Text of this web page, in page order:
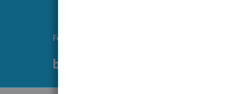
Folgen Sie uns